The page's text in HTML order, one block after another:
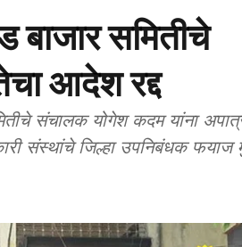
समितीचे
आदेश रद्द
संचालक योगेश कदम यांना
संस्थांचे जिल्हा उपनिबंधक फयाज